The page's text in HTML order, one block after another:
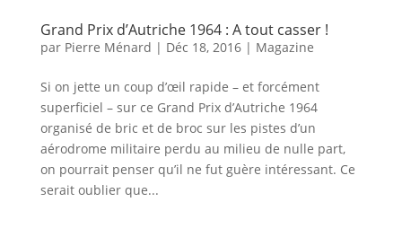
Grand Prix d’Autriche 1964 : A tout casser !
par Pierre Ménard | Déc 18, 2016| Magazine
Si on jette un coup d’œil rapide – et forcément
superficiel – sur ce Grand Prix d’Autriche 1964
organisé de bric et de broc sur les pistes d’un
aérodrome militaire perdu au milieu de nulle part,
on pourrait penser qu’il ne fut guère intéressant. Ce
serait oublier que...